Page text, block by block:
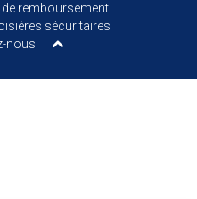
de remboursement
sécuritaires
nous